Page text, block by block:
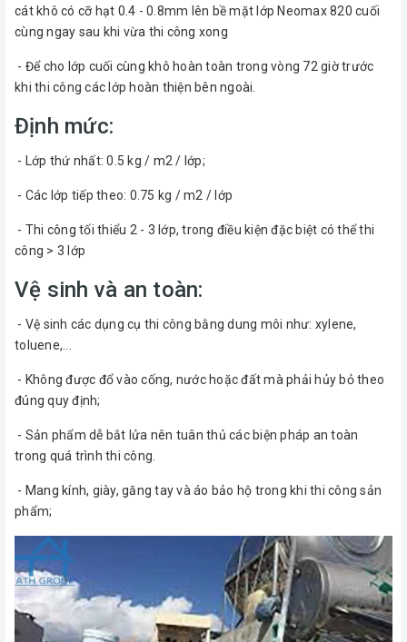
cát khô có cỡ hạt 0.4 - 0.8mm lên bề mặt lớp Neomax 820 cuối
cùng ngay sau khi vừa thi công xong
- Để cho lớp cuối cùng khô hoàn toàn trong vòng 72 giờ trước
khi thi công các lớp hoàn thiện bên ngoài.
Định mức:
- Lớp thứ nhất: 0.5 kg / m2 / lớp;
- Các lớp tiếp theo: 0.75 kg / m2 / lớp
- Thi công tối thiểu 2 - 3 lớp, trong điều kiện đặc biệt có thể thi
công > 3 lớp
Vệ sinh và an toàn:
- Vệ sinh các dụng cụ thi công bằng dung môi như: xylene,
toluene,...
- Không được đổ vào cống, nước hoặc đất mà phải hủy bỏ theo
đúng quy định;
- Sản phẩm dễ bắt lửa nên tuân thủ các biện pháp an toàn
trong quá trình thi công.
- Mang kính, giày, găng tay và áo bảo hộ trong khi thi công sản
phẩm;